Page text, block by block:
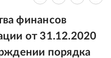
финансов
от 31.12.2020
порядка